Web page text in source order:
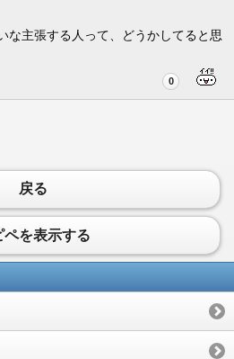
な主張する人って、どうかしてると思
0
戻る
ペを表示する